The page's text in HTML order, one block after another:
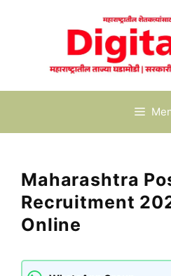
Maharashtra
Recruitment
Online